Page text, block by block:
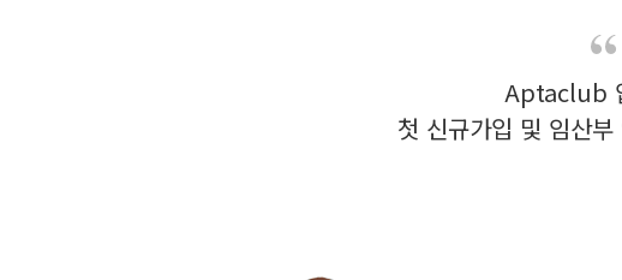
Aptaclub
첫 신규가입 및 임산